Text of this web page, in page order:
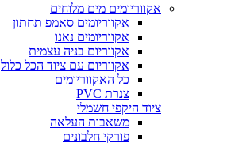
אקווריומים מים מלוחים
אקווריומים סאמפ תחתון
אקווריומים נאנו
אקווריום בניה עצמית
אקווריום עם ציוד הכל כלול
כל האקווריומים
צנרת PVC
ציוד היקפי חשמלי
משאבות העלאה
פורקי חלבונים